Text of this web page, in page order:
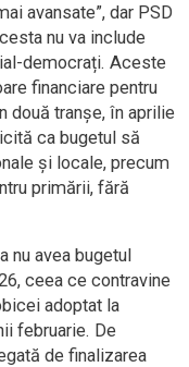
avansate”, dar PSD
nu va include
democrați. Aceste
financiare pentru
două tranșe, în aprilie
ca bugetul să
și locale, precum
primării, fără
nu avea bugetul
ceea ce contravine
adoptat la
februarie. De
de finalizarea